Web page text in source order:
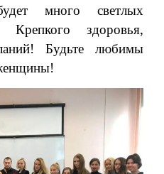
много светлых
здоровья,
Будьте любимы